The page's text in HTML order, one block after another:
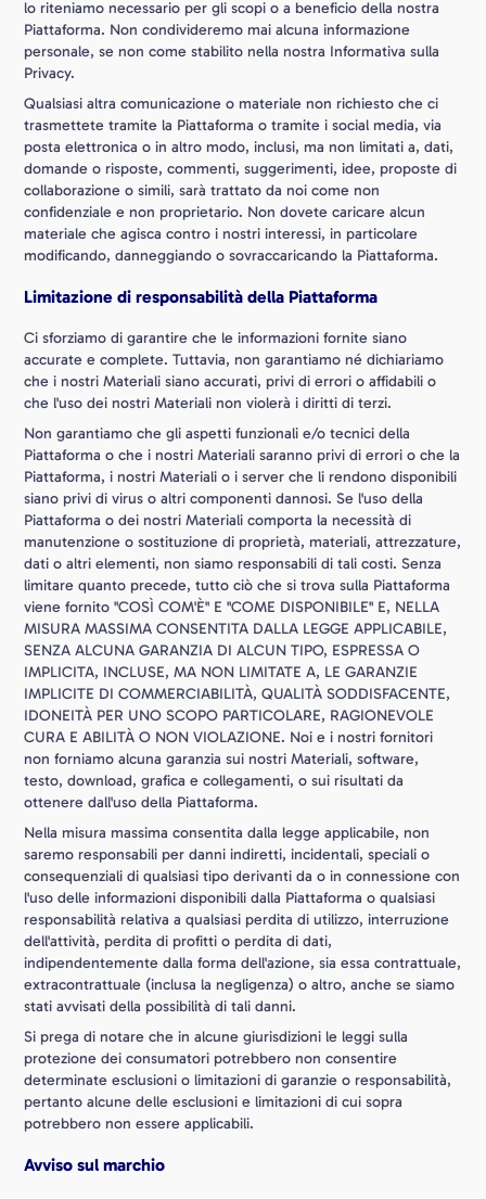
lo riteniamo necessario per gli scopi o a beneficio della nostra
Piattaforma. Non condivideremo mai alcuna informazione
personale, se non come stabilito nella nostra Informativa sulla
Privacy.
Qualsiasi altra comunicazione o materiale non richiesto che ci
trasmettete tramite la Piattaforma o tramite i social media, via
posta elettronica o in altro modo, inclusi, ma non limitati a, dati,
domande o risposte, commenti, suggerimenti, idee, proposte di
collaborazione o simili, sarà trattato da noi come non
confidenziale e non proprietario. Non dovete caricare alcun
materiale che agisca contro i nostri interessi, in particolare
modificando, danneggiando o sovraccaricando la Piattaforma.
Limitazione di responsabilità della Piattaforma
Ci sforziamo di garantire che le informazioni fornite siano
accurate e complete. Tuttavia, non garantiamo né dichiariamo
che i nostri Materiali siano accurati, privi di errori o affidabili o
che l'uso dei nostri Materiali non violerà i diritti di terzi.
Non garantiamo che gli aspetti funzionali e/o tecnici della
Piattaforma o che i nostri Materiali saranno privi di errori o che la
Piattaforma, i nostri Materiali o i server che li rendono disponibili
siano privi di virus o altri componenti dannosi. Se l'uso della
Piattaforma o dei nostri Materiali comporta la necessità di
manutenzione o sostituzione di proprietà, materiali, attrezzature,
dati o altri elementi, non siamo responsabili di tali costi. Senza
limitare quanto precede, tutto ciò che si trova sulla Piattaforma
viene fornito "COSÌ COM'È" E "COME DISPONIBILE" E, NELLA
MISURA MASSIMA CONSENTITA DALLA LEGGE APPLICABILE,
SENZA ALCUNA GARANZIA DI ALCUN TIPO, ESPRESSA O
IMPLICITA, INCLUSE, MA NON LIMITATE A, LE GARANZIE
IMPLICITE DI COMMERCIABILITÀ, QUALITÀ SODDISFACENTE,
IDONEITÀ PER UNO SCOPO PARTICOLARE, RAGIONEVOLE
CURA E ABILITÀ O NON VIOLAZIONE. Noi e i nostri fornitori
non forniamo alcuna garanzia sui nostri Materiali, software,
testo, download, grafica e collegamenti, o sui risultati da
ottenere dall'uso della Piattaforma.
Nella misura massima consentita dalla legge applicabile, non
saremo responsabili per danni indiretti, incidentali, speciali o
consequenziali di qualsiasi tipo derivanti da o in connessione con
l'uso delle informazioni disponibili dalla Piattaforma o qualsiasi
responsabilità relativa a qualsiasi perdita di utilizzo, interruzione
dell'attività, perdita di profitti o perdita di dati,
indipendentemente dalla forma dell'azione, sia essa contrattuale,
extracontrattuale (inclusa la negligenza) o altro, anche se siamo
stati avvisati della possibilità di tali danni.
Si prega di notare che in alcune giurisdizioni le leggi sulla
protezione dei consumatori potrebbero non consentire
determinate esclusioni o limitazioni di garanzie o responsabilità,
pertanto alcune delle esclusioni e limitazioni di cui sopra
potrebbero non essere applicabili.
Avviso sul marchio